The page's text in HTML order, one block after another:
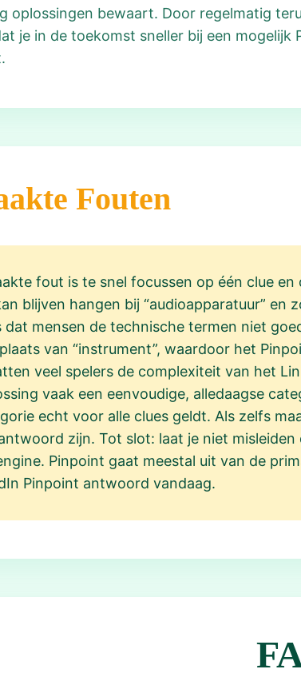
oplossingen bewaart. Door regelmatig
je in de toekomst sneller bij een
Fouten
fout is te snel focussen op één clue
blijven hangen bij “audioapparatuur”
dat mensen de technische termen niet
van “instrument”, waardoor het
veel spelers de complexiteit van het
vaak een eenvoudige, alledaagse
echt voor alle clues geldt. Als zelfs
zijn. Tot slot: laat je niet
Pinpoint gaat meestal uit van de
Pinpoint antwoord vandaag.